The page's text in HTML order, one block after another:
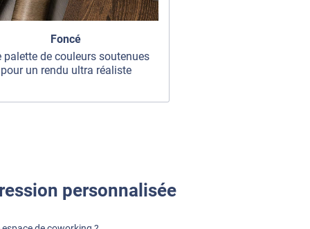
Foncé
palette de couleurs soutenues
pour un rendu ultra réaliste
personnalisée